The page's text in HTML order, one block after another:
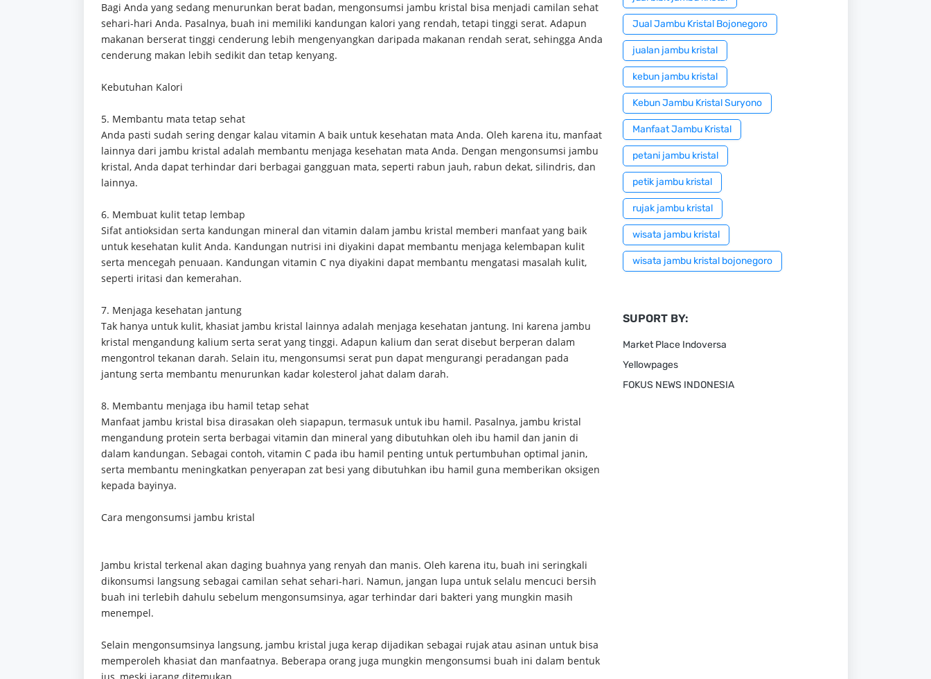
Bagi Anda yang sedang menurunkan berat badan, mengonsumsi jambu kristal bisa menjadi camilan sehat
sehari-hari Anda. Pasalnya, buah ini memiliki kandungan kalori yang rendah, tetapi tinggi serat. Adapun
makanan berserat tinggi cenderung lebih mengenyangkan daripada makanan rendah serat, sehingga Anda
cenderung makan lebih sedikit dan tetap kenyang.
Kebutuhan Kalori
5. Membantu mata tetap sehat
Anda pasti sudah sering dengar kalau vitamin A baik untuk kesehatan mata Anda. Oleh karena itu, manfaat
lainnya dari jambu kristal adalah membantu menjaga kesehatan mata Anda. Dengan mengonsumsi jambu
kristal, Anda dapat terhindar dari berbagai gangguan mata, seperti rabun jauh, rabun dekat, silindris, dan
lainnya.
6. Membuat kulit tetap lembap
Sifat antioksidan serta kandungan mineral dan vitamin dalam jambu kristal memberi manfaat yang baik
untuk kesehatan kulit Anda. Kandungan nutrisi ini diyakini dapat membantu menjaga kelembapan kulit
serta mencegah penuaan. Kandungan vitamin C nya diyakini dapat membantu mengatasi masalah kulit,
seperti iritasi dan kemerahan.
7. Menjaga kesehatan jantung
Tak hanya untuk kulit, khasiat jambu kristal lainnya adalah menjaga kesehatan jantung. Ini karena jambu
kristal mengandung kalium serta serat yang tinggi. Adapun kalium dan serat disebut berperan dalam
mengontrol tekanan darah. Selain itu, mengonsumsi serat pun dapat mengurangi peradangan pada
jantung serta membantu menurunkan kadar kolesterol jahat dalam darah.
8. Membantu menjaga ibu hamil tetap sehat
Manfaat jambu kristal bisa dirasakan oleh siapapun, termasuk untuk ibu hamil. Pasalnya, jambu kristal
mengandung protein serta berbagai vitamin dan mineral yang dibutuhkan oleh ibu hamil dan janin di
dalam kandungan. Sebagai contoh, vitamin C pada ibu hamil penting untuk pertumbuhan optimal janin,
serta membantu meningkatkan penyerapan zat besi yang dibutuhkan ibu hamil guna memberikan oksigen
kepada bayinya.
Cara mengonsumsi jambu kristal
Jambu kristal terkenal akan daging buahnya yang renyah dan manis. Oleh karena itu, buah ini seringkali
dikonsumsi langsung sebagai camilan sehat sehari-hari. Namun, jangan lupa untuk selalu mencuci bersih
buah ini terlebih dahulu sebelum mengonsumsinya, agar terhindar dari bakteri yang mungkin masih
menempel.
Selain mengonsumsinya langsung, jambu kristal juga kerap dijadikan sebagai rujak atau asinan untuk bisa
memperoleh khasiat dan manfaatnya. Beberapa orang juga mungkin mengonsumsi buah ini dalam bentuk
Jual Jambu Kristal Bojonegoro
jualan jambu kristal
kebun jambu kristal
Kebun Jambu Kristal Suryono
Manfaat Jambu Kristal
petani jambu kristal
petik jambu kristal
rujak jambu kristal
wisata jambu kristal
wisata jambu kristal bojonegoro
SUPORT BY:
Market Place Indoversa
Yellowpages
FOKUS NEWS INDONESIA